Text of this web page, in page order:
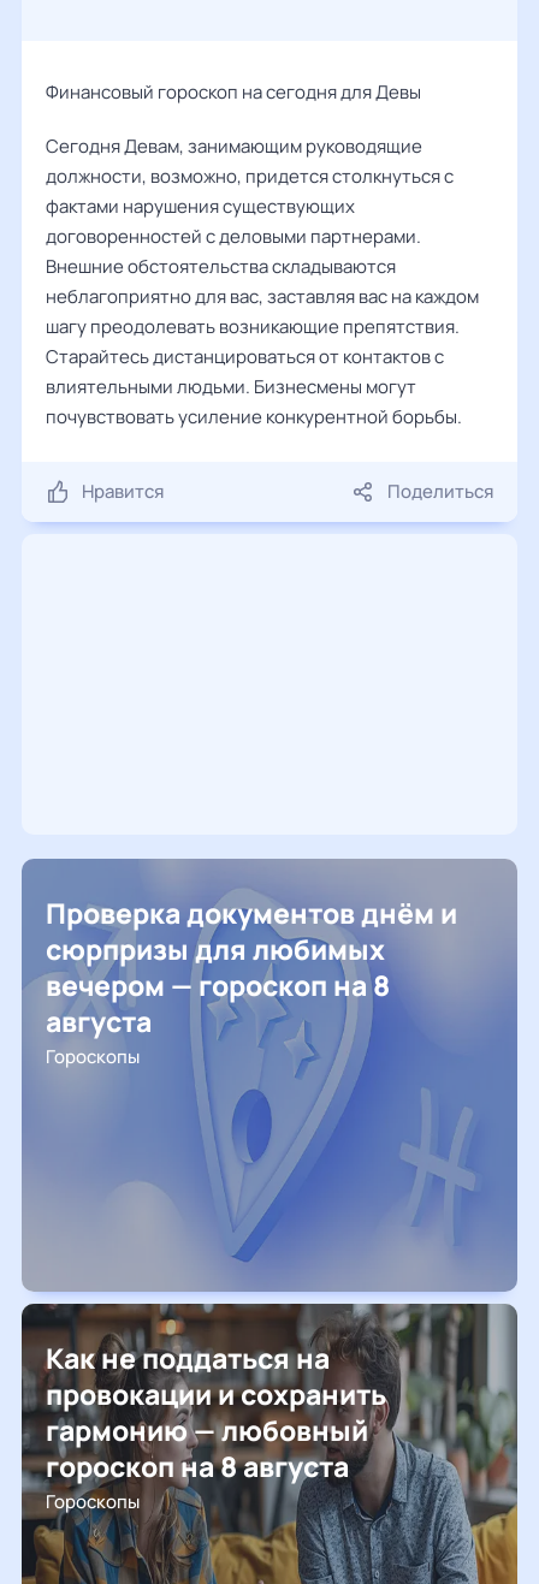
Финансовый гороскоп на сегодня для Девы
Сегодня Девам, занимающим руководящие
должности, возможно, придется столкнуться с
фактами нарушения существующих
договоренностей с деловыми партнерами.
Внешние обстоятельства складываются
неблагоприятно для вас, заставляя вас на каждом
шагу преодолевать возникающие препятствия.
Старайтесь дистанцироваться от контактов с
влиятельными людьми. Бизнесмены могут
почувствовать усиление конкурентной борьбы.
Нравится Поделиться
Проверка документов днём и
сюрпризы для любимых
вечером — гороскоп на 8
августа
Гороскопы
Как не поддаться на
провокации и сохранить
гармонию — любовный
гороскоп на 8 августа
Гороскопы